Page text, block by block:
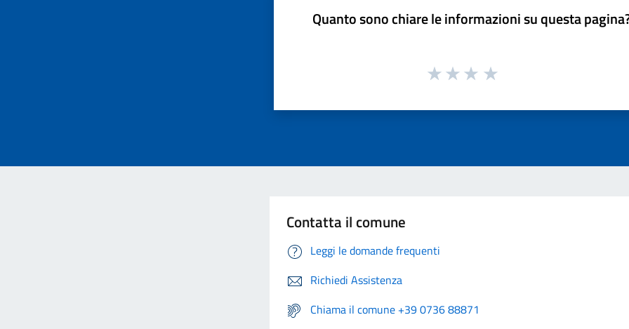
Quanto sono chiare le informazioni su questa
Contatta il comune
Leggi le domande frequenti
Richiedi Assistenza
Chiama il comune +39 0736 88871